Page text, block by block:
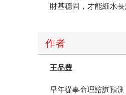
財基穩固，才能細水長
作者
王品豊
早年從事命理諮詢預